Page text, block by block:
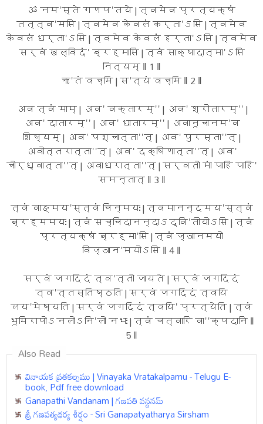
ॐ नम'स्ते गणप'तये | त्वमेव प्रत्यक्षं
तत्त्व'मसि | त्वमेव केवलं कर्ता'ऽसि | त्वमेव
केवलं धर्ता'ऽसि | त्वमेव केवलं हर्ता'ऽसि | त्वमेव
सर्वं खल्विदं' ब्रह्मासि | त्वं साक्षादात्मा'ऽसि
नित्यम् ‖ 1 ‖
ऋ'तं वच्मि | स'त्यं वच्मि ‖ 2 ‖
अव त्वं माम् | अव' वक्तारम्'' | अव' श्रोतारम्'' |
अव' दातारम्'' | अव' धातारम्'' | अवानूचानम'व
शिष्यम् | अव' पश्चात्ता''त् | अव' पुरस्ता''त् |
अवोत्तरात्ता''त् | अव' दक्षिणात्ता''त् | अव'
चोर्ध्वात्ता''त् | अवाधरात्ता''त् | सर्वतो मां पाहि पाहि'
समन्तात् ‖ 3 ‖
त्वं वाङ्मय'स्त्वं चिन्मयः | त्वमानन्दमय'स्त्वं
ब्रह्ममयः | त्वं सच्चिदानन्दाऽद्वि'तीयोऽसि | त्वं
प्रत्यक्षं ब्रह्मा'सि | त्वं ज्ञानमयो
विज्ञान'मयोऽसि ‖ 4 ‖
सर्वं जगदिदं त्व'त्तो जायते | सर्वं जगदिदं
त्व'त्तस्तिष्ठति | सर्वं जगदिदं त्वयि
लय'मेष्यति | सर्वं जगदिदं त्वयि' प्रत्येति | त्वं
भूमिरापोऽनलोऽनि'लो नभः | त्वं चत्वारि वा''क्पदानि ‖
5 ‖
Also Read
వినాయక వ్రతకల్పము | Vinayaka Vratakalpamu - Telugu E-
book, Pdf free download
Ganapathi Vandanam | గణపతి వన్దనమ్‌
శ్రీ గణపత్యథర్య శీర్షం - Sri Ganapatyatharya Sirsham